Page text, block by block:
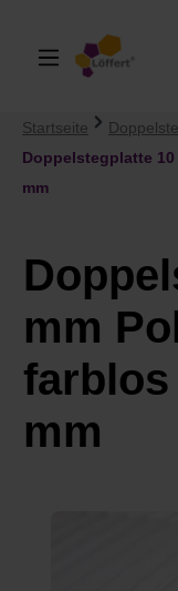
Startseite
Doppelstegplatte
mm
mm
farblos
mm